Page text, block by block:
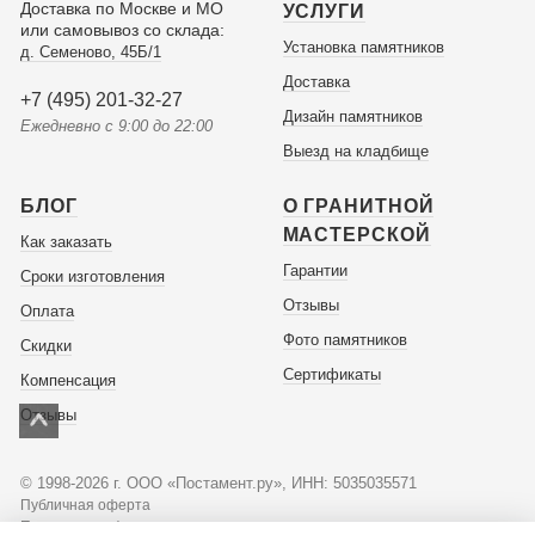
Доставка по Москве и МО
или самовывоз со склада:
д. Семеново, 45Б/1
+7 (495) 201-32-27
Ежедневно с 9:00 до 22:00
УСЛУГИ
Установка памятников
Доставка
Дизайн памятников
Выезд на кладбище
БЛОГ
Как заказать
Сроки изготовления
Оплата
Скидки
Компенсация
Отзывы
О ГРАНИТНОЙ
МАСТЕРСКОЙ
Гарантии
Отзывы
Фото памятников
Сертификаты
© 1998-2026 г. ООО «Постамент.ру», ИНН: 5035035571
Публичная оферта
Политика конфиденциальности